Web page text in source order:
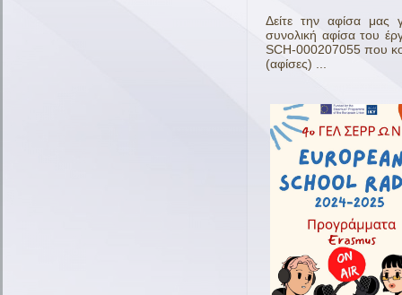
Δείτε την αφίσα μας
συνολική αφίσα του
SCH-000207055 που
(αφίσες) ...